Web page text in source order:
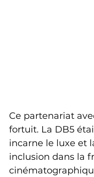
Ce partenariat
fortuit. La DB5
incarne le luxe et
inclusion dans la